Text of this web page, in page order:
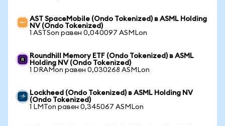
AST SpaceMobile (Ondo Tokenized) в ASML Holding
NV (Ondo Tokenized)
1 ASTSon равен 0,040097 ASMLon
Roundhill Memory ETF (Ondo Tokenized) в ASML
Holding NV (Ondo Tokenized)
1 DRAMon равен 0,030268 ASMLon
Lockheed (Ondo Tokenized) в ASML Holding NV
(Ondo Tokenized)
1 LMTon равен 0,345067 ASMLon